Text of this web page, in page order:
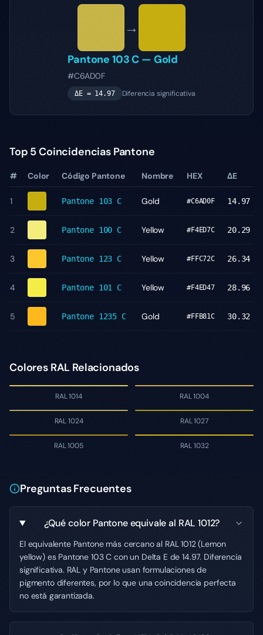
→
Pantone 103 C — Gold
#C6AD0F
ΔE = 14.97 Diferencia significativa
Top 5 Coincidencias Pantone
# Color Código Pantone Nombre HEX ΔE
1 Pantone 103 C Gold #C6AD0F 14.97
2 Pantone 100 C Yellow #F4ED7C 20.29
3 Pantone 123 C Yellow #FFC72C 26.34
4 Pantone 101 C Yellow #F4ED47 28.96
5 Pantone 1235 C Gold #FFB81C 30.32
Colores RAL Relacionados
RAL 1014 RAL 1004
RAL 1024 RAL 1027
RAL 1005 RAL 1032
Preguntas Frecuentes
¿Qué color Pantone equivale al RAL 1012?
El equivalente Pantone más cercano al RAL 1012 (Lemon
yellow) es Pantone 103 C con un Delta E de 14.97. Diferencia
significativa. RAL y Pantone usan formulaciones de
pigmento diferentes, por lo que una coincidencia perfecta
no está garantizada.